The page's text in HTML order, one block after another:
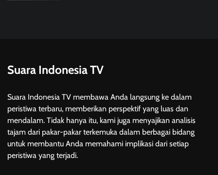
Suara Indonesia TV
Suara Indonesia TV membawa Anda langsung ke dalam
peristiwa terbaru, memberikan perspektif yang luas dan
mendalam. Tidak hanya itu, kami juga menyajikan analisis
tajam dari pakar-pakar terkemuka dalam berbagai bidang
untuk membantu Anda memahami implikasi dari setiap
peristiwa yang terjadi.